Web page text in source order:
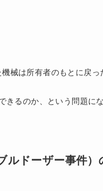
械は所有者のもとに戻っ
きるのか、という問題にな
ルドーザー事件）